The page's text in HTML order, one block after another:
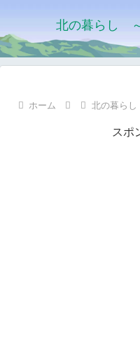
北の暮らし
ホーム 北の暮らし
スポ